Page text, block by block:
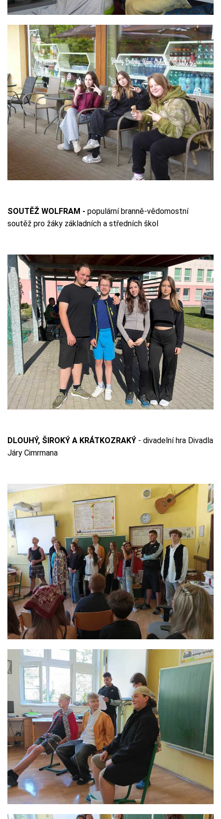
SOUTĚŽ WOLFRAM - populární branně-vědomostní
soutěž pro žáky základních a středních škol
DLOUHÝ, ŠIROKÝ A KRÁTKOZRAKÝ - divadelní hra Divadla
Járy Cimrmana